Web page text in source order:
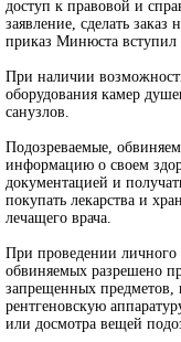
доступ к правовой и
заявление, сделать
приказ Минюста
При наличии
оборудования камер
санузлов.
Подозреваемые,
информацию о своем
документацией и
покупать лекарства и
лечащего врача.
При проведении личного
обвиняемых разрешено
запрещенных предметов,
рентгеновскую
или досмотра вещей